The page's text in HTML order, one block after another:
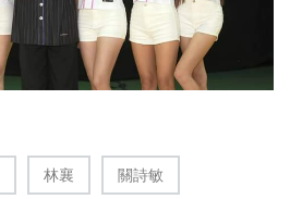
林襄 關詩敏